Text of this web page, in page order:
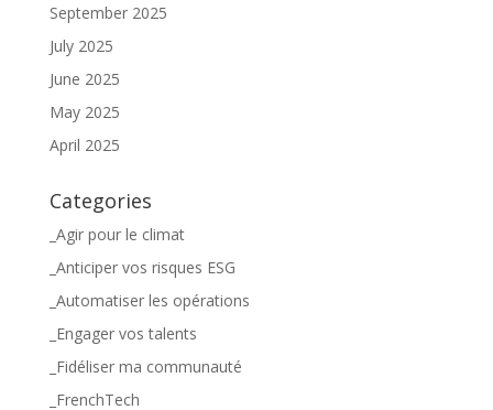
September 2025
July 2025
June 2025
May 2025
April 2025
Categories
_Agir pour le climat
_Anticiper vos risques ESG
_Automatiser les opérations
_Engager vos talents
_Fidéliser ma communauté
_FrenchTech